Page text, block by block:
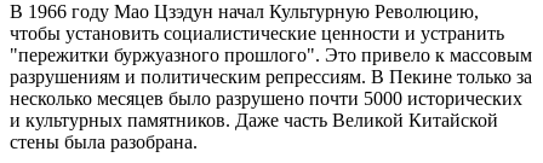
В 1966 году Мао Цзэдун начал Культурную Революцию,
чтобы установить социалистические ценности и устранить
"пережитки буржуазного прошлого". Это привело к массовым
разрушениям и политическим репрессиям. В Пекине только за
несколько месяцев было разрушено почти 5000 исторических
и культурных памятников. Даже часть Великой Китайской
стены была разобрана.